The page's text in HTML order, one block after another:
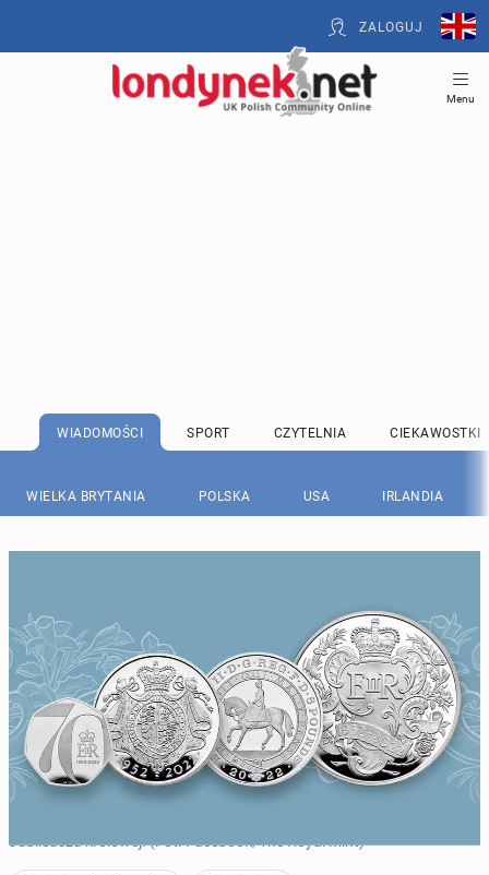
ZALOGUJ
Menu
WIADOMOŚCI SPORT CZYTELNIA CIEKAWOSTKI
WIELKA BRYTANIA POLSKA USA IRLANDIA
Jubileuszu królowej. (Fot. Facebook/The Royal Mint)